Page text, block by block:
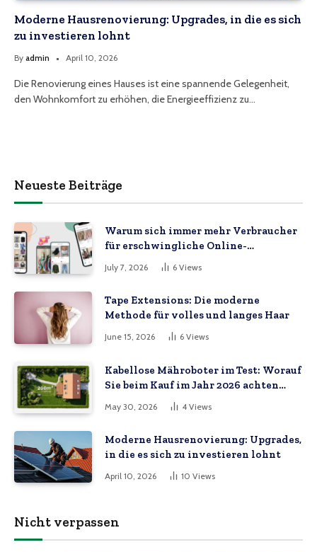
Moderne Hausrenovierung: Upgrades, in die es sich
zu investieren lohnt
By admin April 10, 2026
Die Renovierung eines Hauses ist eine spannende Gelegenheit,
den Wohnkomfort zu erhöhen, die Energieeffizienz zu…
Neueste Beiträge
Warum sich immer mehr Verbraucher
für erschwingliche Online-
Marktplätze entscheiden
July 7, 2026 6 Views
Tape Extensions: Die moderne
Methode für volles und langes Haar
June 15, 2026 6 Views
Kabellose Mähroboter im Test: Worauf
Sie beim Kauf im Jahr 2026 achten
May 30, 2026 4 Views
Moderne Hausrenovierung: Upgrades,
in die es sich zu investieren lohnt
April 10, 2026 10 Views
Nicht verpassen